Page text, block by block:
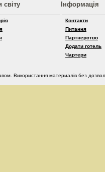
світу Інформація
Контакти
Питання
Партнерство
Додати готель
Чартери
Використання материалів без